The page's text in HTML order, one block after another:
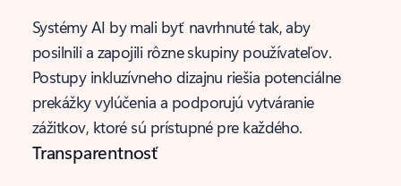
Systémy AI by mali byť navrhnuté tak, aby
posilnili a zapojili rôzne skupiny používateľov.
Postupy inkluzívneho dizajnu riešia potenciálne
prekážky vylúčenia a podporujú vytváranie
zážitkov, ktoré sú prístupné pre každého.
Transparentnosť